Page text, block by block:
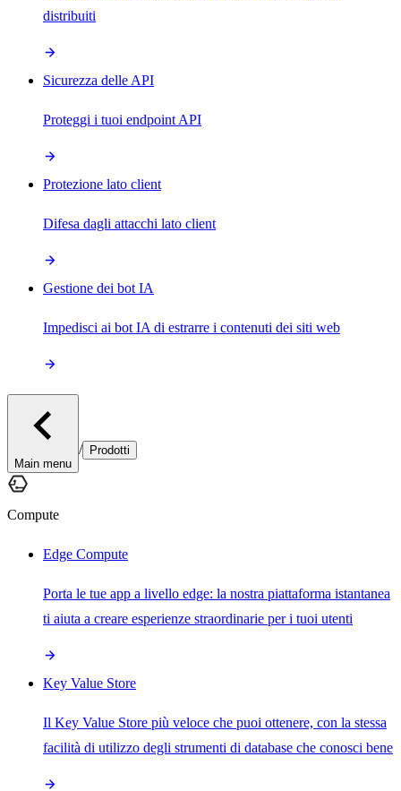
distribuiti
Sicurezza delle API
Proteggi i tuoi endpoint API
Protezione lato client
Difesa dagli attacchi lato client
Gestione dei bot IA
Impedisci ai bot IA di estrarre i contenuti dei siti web
Main menu
/ Prodotti
Compute
Edge Compute
Porta le tue app a livello edge: la nostra piattaforma istantanea
ti aiuta a creare esperienze straordinarie per i tuoi utenti
Key Value Store
Il Key Value Store più veloce che puoi ottenere, con la stessa
facilità di utilizzo degli strumenti di database che conosci bene